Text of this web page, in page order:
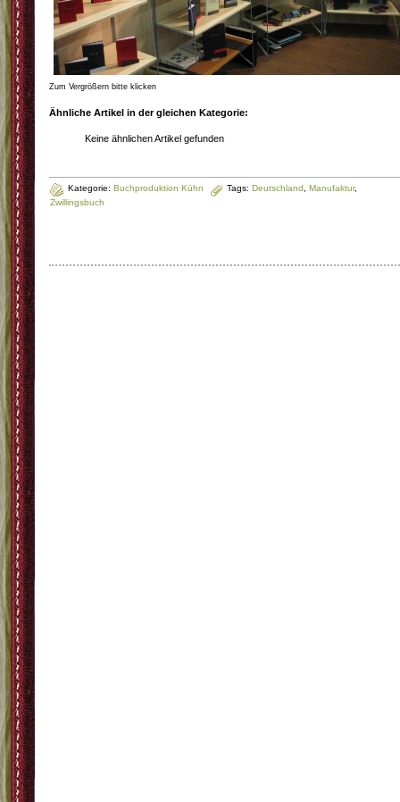
Zum Vergrößern bitte klicken
Ähnliche Artikel in der gleichen Kategorie:
Keine ähnlichen Artikel gefunden
Kategorie: Buchproduktion Kühn Tags: Deutschland Manufaktur,
Zwillingsbuch